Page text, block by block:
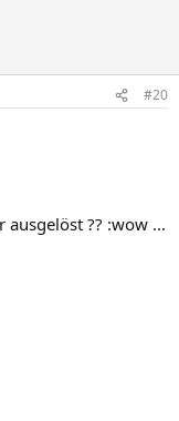
#20
ausgelöst ?? :wow ...